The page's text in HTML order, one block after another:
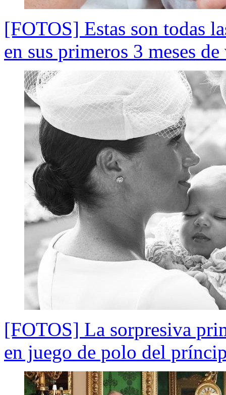
[FOTOS] Estas son todas
en sus primeros 3 meses
[FOTOS] La sorpresiva
en juego de polo del